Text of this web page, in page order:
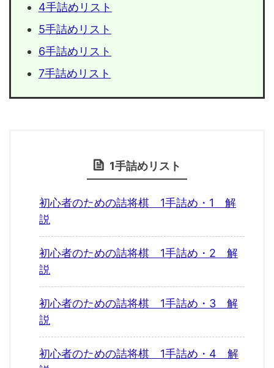
4手詰めリスト
5手詰めリスト
6手詰めリスト
7手詰めリスト
1手詰めリスト
初心者のための詰将棋 1手詰め・1 解
説
初心者のための詰将棋 1手詰め・2 解
説
初心者のための詰将棋 1手詰め・3 解
説
初心者のための詰将棋 1手詰め・4 解